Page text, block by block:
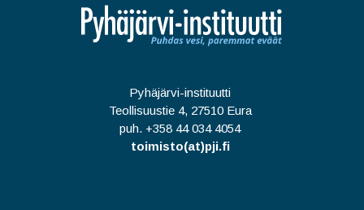
Pyhäjärvi-instituutti
Teollisuustie 4, 27510 Eura
puh. +358 44 034 4054
toimisto(at)pji.fi